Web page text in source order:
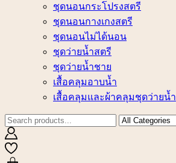
ชุดนอนกระโปรงสตรี
ชุดนอนกางเกงสตรี
ชุดนอนไม่ได้นอน
ชุดว่ายน้ำสตรี
ชุดว่ายน้ำชาย
เสื้อคลุมอาบน้ำ
เสื้อคลุมและผ้าคลุมชุดว่ายน้ำ